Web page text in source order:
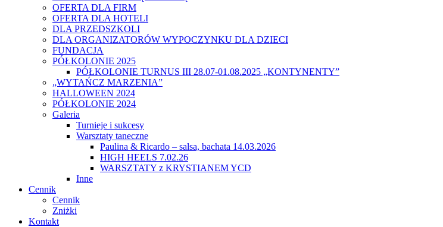
OFERTA DLA FIRM
OFERTA DLA HOTELI
DLA PRZEDSZKOLI
DLA ORGANIZATORÓW WYPOCZYNKU DLA DZIECI
FUNDACJA
PÓŁKOLONIE 2025
PÓŁKOLONIE TURNUS III 28.07-01.08.2025 „KONTYNENTY”
„WYTAŃCZ MARZENIA”
HALLOWEEN 2024
PÓŁKOLONIE 2024
Galeria
Turnieje i sukcesy
Warsztaty taneczne
Paulina & Ricardo – salsa, bachata 14.03.2026
HIGH HEELS 7.02.26
WARSZTATY z KRYSTIANEM YCD
Inne
Cennik
Cennik
Zniżki
Kontakt